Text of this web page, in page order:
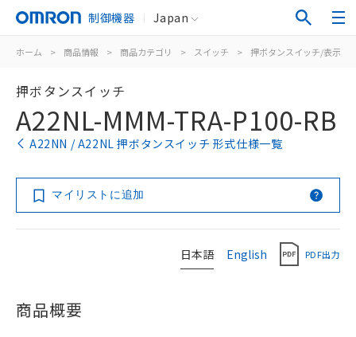
制御機器 Japan
ホーム > 商品情報 > 商品カテゴリ > スイッチ > 押ボタンスイッチ/表示灯
押ボタンスイッチ
A22NL-MMM-TRA-P100-RB
A22NN / A22NL 押ボタンスイッチ 形式仕様一覧
マイリストに追加
日本語 English PDF出力
商品概要